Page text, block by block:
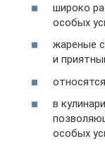
широко
особых
жареные
и
в
особых